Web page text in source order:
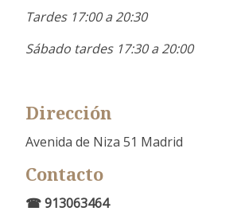
Tardes 17:00 a 20:30
Sábado tardes 17:30 a 20:00
Dirección
Avenida de Niza 51 Madrid
Contacto
☎ 913063464